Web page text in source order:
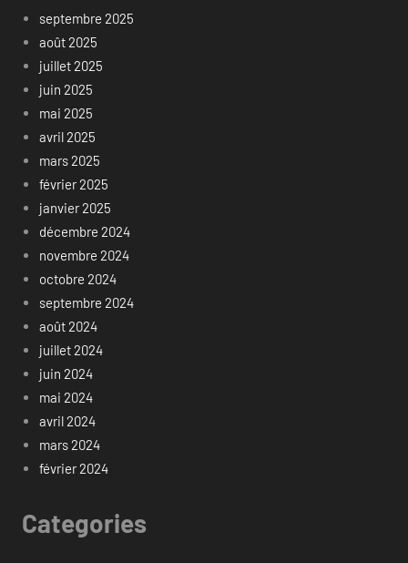
septembre 2025
août 2025
juillet 2025
juin 2025
mai 2025
avril 2025
mars 2025
février 2025
janvier 2025
décembre 2024
novembre 2024
octobre 2024
septembre 2024
août 2024
juillet 2024
juin 2024
mai 2024
avril 2024
mars 2024
février 2024
Categories